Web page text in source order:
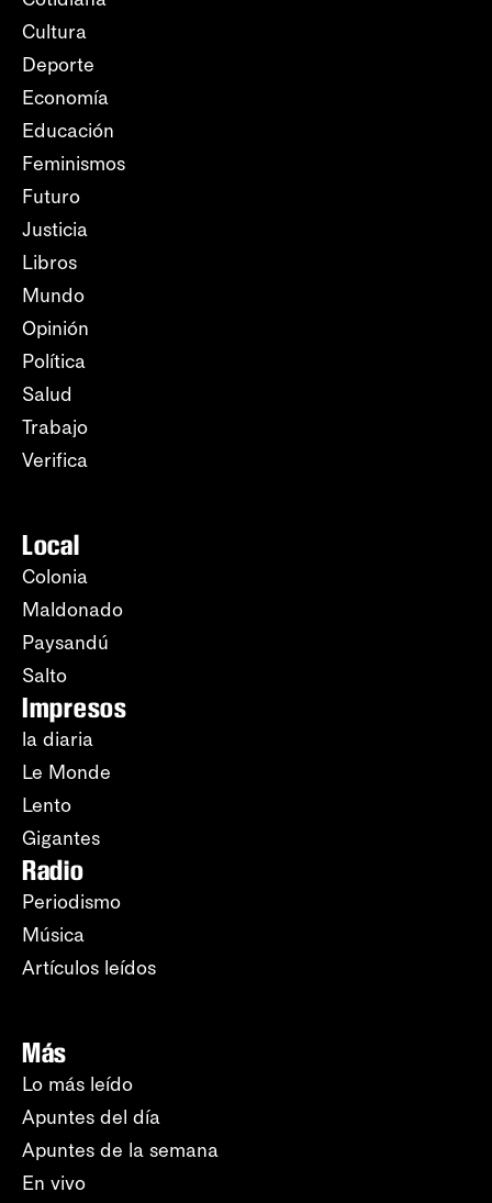
Cultura
Deporte
Economía
Educación
Feminismos
Futuro
Justicia
Libros
Mundo
Opinión
Política
Salud
Trabajo
Verifica
Local
Colonia
Maldonado
Paysandú
Salto
Impresos
la diaria
Le Monde
Lento
Gigantes
Radio
Periodismo
Música
Artículos leídos
Más
Lo más leído
Apuntes del día
Apuntes de la semana
En vivo